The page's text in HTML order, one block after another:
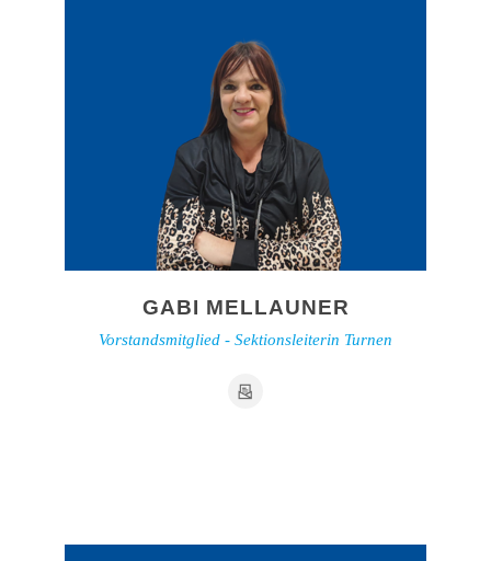
GABI MELLAUNER
Vorstandsmitglied - Sektionsleiterin Turnen